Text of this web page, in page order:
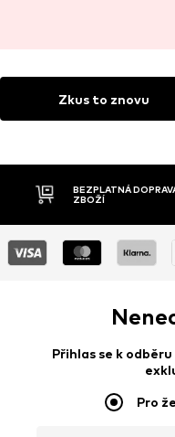
Zkus to znovu
BEZPLATNÁ
ZBOŽÍ
Přihlas se k
Pro